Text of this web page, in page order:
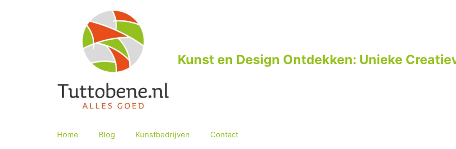
Kunst en Design Ontdekken: Unieke
Home Blog Kunstbedrijven Contact